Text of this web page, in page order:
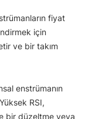
fiyat
için
ve bir takım
enstrümanın
RSI,
bir düzeltme veya